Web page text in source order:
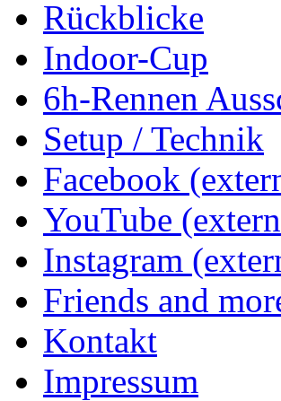
Rückblicke
Indoor-Cup
6h-Rennen
Setup / Technik
Facebook
YouTube
Instagram
Friends and
Kontakt
Impressum